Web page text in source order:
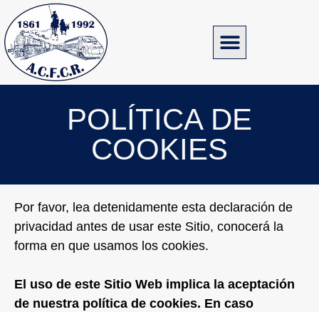
POLÍTICA DE
COOKIES
Por favor, lea detenidamente esta declaración de
privacidad antes de usar este Sitio, conocerá la
forma en que usamos los cookies.
El uso de este Sitio Web implica la aceptación
de nuestra política de cookies. En caso